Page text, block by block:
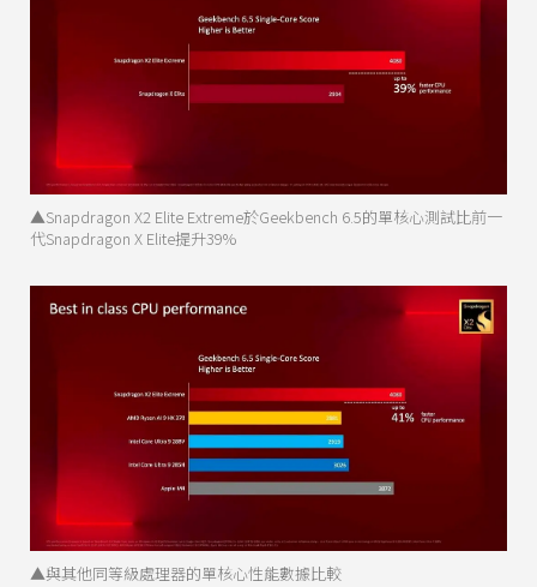
▲Snapdragon X2 Elite Extreme於Geekbench 6.5的單核心測試比前一
代Snapdragon X Elite提升39%
▲與其他同等級處理器的單核心性能數據比較